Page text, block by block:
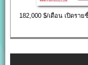
182,000 $/เดือน เปิดรา